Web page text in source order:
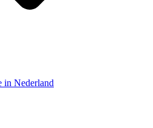
in Nederland